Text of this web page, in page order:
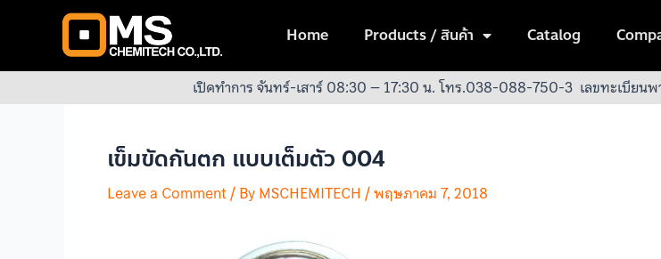
Home Products / สินค้า Catalog
เปิดทำการ จันทร์-เสาร์ 08:30 – 17:30 น.โทร.038-088-750-3 เลขทะเบีย
เข็มขัดกันตก แบบเต็มตัว 004
Leave a Comment/ ByMSCHEMITECH /พฤษภาคม 7, 2018
Post
navigation